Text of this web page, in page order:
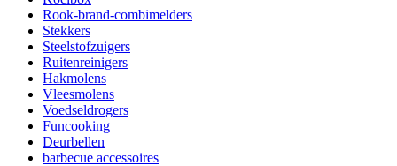
Rook-brand-combimelders
Stekkers
Steelstofzuigers
Ruitenreinigers
Hakmolens
Vleesmolens
Voedseldrogers
Funcooking
Deurbellen
barbecue accessoires